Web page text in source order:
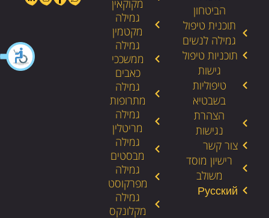
הביטחון
תוכנית טיפול
גמילה לנשים
תוכניות טיפול
גישות
טיפוליות
בשבטיא
הצהרת
נגישות
צור קשר
רישיון מוסד
משולב
מקוקאין
גמילה
מקטמין
גמילה
ממשככי
כאבים
גמילה
מתרופות
גמילה
מריטלין
גמילה
מבסטים
גמילה
מפרקוסט
גמילה
מקלונקס